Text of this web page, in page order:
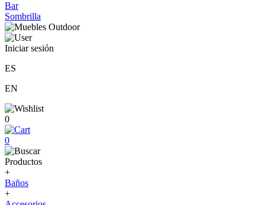
Bar
Sombrilla
Iniciar sesión
ES
EN
0
0
Productos
+
Baños
+